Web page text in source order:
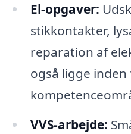
El-opgaver:
stikkontakter,
reparation af
også ligge
VVS-arbejde: